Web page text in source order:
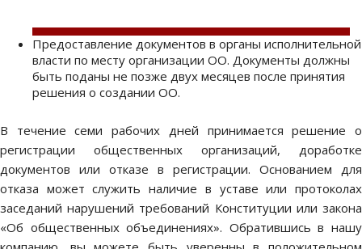
Предоставление документов в органы исполнительной
власти по месту организации ОО. Документы должны
быть поданы не позже двух месяцев после принятия
решения о создании ОО.
В течение семи рабочих дней принимается решение о
регистрации общественных организаций, доработке
документов или отказе в регистрации. Основанием для
отказа может служить наличие в уставе или протоколах
заседаний нарушений требований Конституции или закона
«Об общественных объединениях». Обратившись в нашу